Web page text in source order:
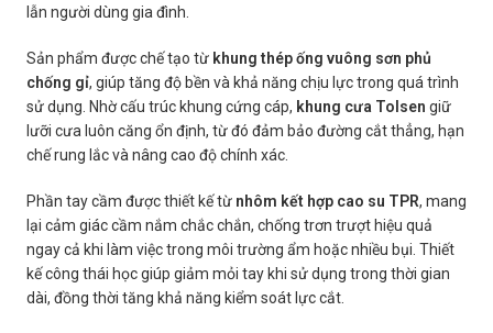
lẫn người dùng gia đình.
Sản phẩm được chế tạo từ khung thép ống vuông sơn phủ
chống gỉ, giúp tăng độ bền và khả năng chịu lực trong quá trình
sử dụng. Nhờ cấu trúc khung cứng cáp, khung cưa Tolsen giữ
lưỡi cưa luôn căng ổn định, từ đó đảm bảo đường cắt thẳng, hạn
chế rung lắc và nâng cao độ chính xác.
Phần tay cầm được thiết kế từ nhôm kết hợp cao su TPR, mang
lại cảm giác cầm nắm chắc chắn, chống trơn trượt hiệu quả
ngay cả khi làm việc trong môi trường ẩm hoặc nhiều bụi. Thiết
kế công thái học giúp giảm mỏi tay khi sử dụng trong thời gian
dài, đồng thời tăng khả năng kiểm soát lực cắt.